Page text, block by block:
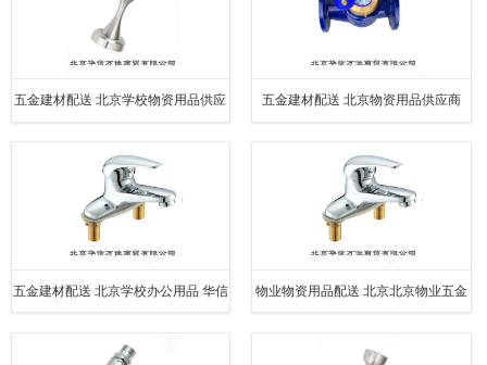
五金建材配送 北京学校物资用品供应 五金建材配送 北京物资用品供应商
五金建材配送 北京学校办公用品 华信 物业物资用品配送 北京北京物业五金